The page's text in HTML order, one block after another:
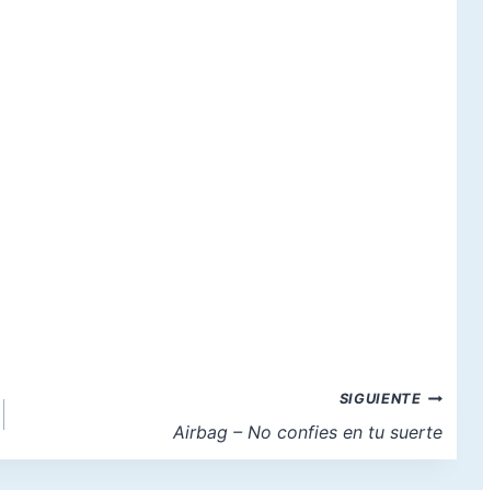
SIGUIENTE
Airbag – No confies en tu suerte